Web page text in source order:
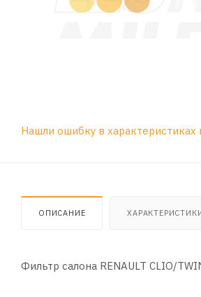
Нашли ошибку в характеристиках
ОПИСАНИЕ
Фильтр салона RENAULT CLIO/